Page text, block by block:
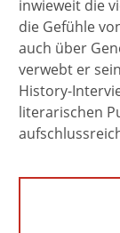
inwieweit die
die Gefühle
auch über
verwebt er
History-
literarischen